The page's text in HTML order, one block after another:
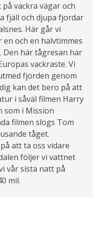
vackra vägar och
fjäll och djupa fjordar
Här går vi
och en halvtimmes
Den här tågresan har
vackraste. Vi
fjorden genom
kan det bero på att
i såväl filmen Harry
som i Mission
filmen slogs Tom
tåget.
att ta oss vidare
följer vi vattnet
vår sista natt på
mil.